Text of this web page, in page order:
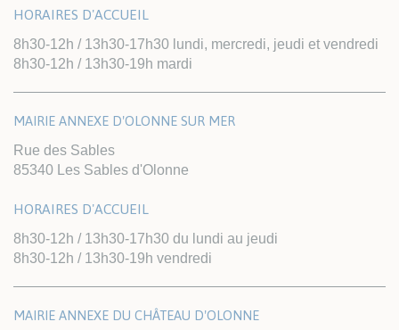
HORAIRES D'ACCUEIL
8h30-12h / 13h30-17h30 lundi, mercredi, jeudi et vendredi
8h30-12h / 13h30-19h mardi
MAIRIE ANNEXE D'OLONNE SUR MER
Rue des Sables
85340 Les Sables d'Olonne
HORAIRES D'ACCUEIL
8h30-12h / 13h30-17h30 du lundi au jeudi
8h30-12h / 13h30-19h vendredi
MAIRIE ANNEXE DU CHÂTEAU D'OLONNE